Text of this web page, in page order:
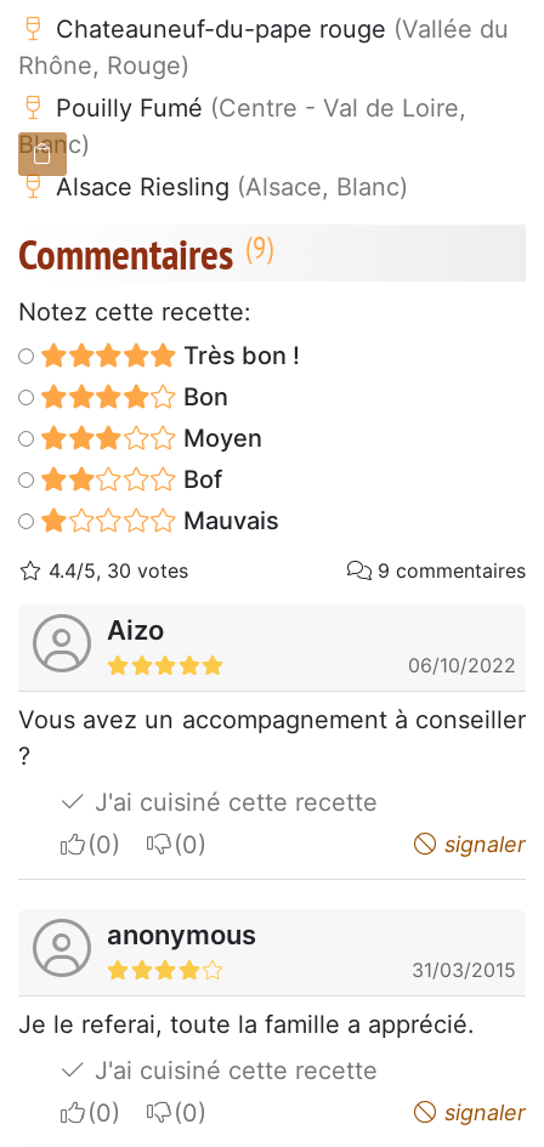
Chateauneuf-du-pape rouge (Vallée du
Rhône, Rouge)
Pouilly Fumé (Centre - Val de Loire,
Blanc)
Alsace Riesling (Alsace, Blanc)
Commentaires
Notez cette recette:
Très bon !
Bon
Moyen
Bof
Mauvais
4.4/5, 30 votes 9 commentaires
Aizo
06/10/2022
Vous avez un accompagnement à conseiller
?
J'ai cuisiné cette recette
I apreciateI do not appreciate signaler
anonymous
31/03/2015
Je le referai, toute la famille a apprécié.
J'ai cuisiné cette recette
I apreciateI do not appreciate signaler